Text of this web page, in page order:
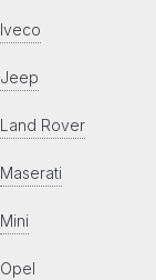
Iveco
Jeep
Land Rover
Maserati
Mini
Opel